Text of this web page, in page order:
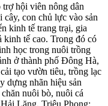
trợ hội viên nông dân
cây, con chủ lực vào sản
kinh tế trang trại, gia
kinh tế cao. Trong đó có
học trong nuôi trồng
ở thành phố Đông Hà,
tạo vườn tiêu, trồng lạc
dựng nhãn hiệu sản
nuôi bò, nuôi cá
Lăng, Triệu Phong;